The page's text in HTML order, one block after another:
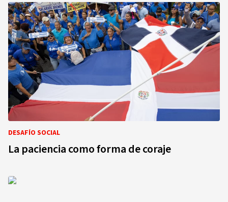
DESAFÍO SOCIAL
La paciencia como forma de coraje